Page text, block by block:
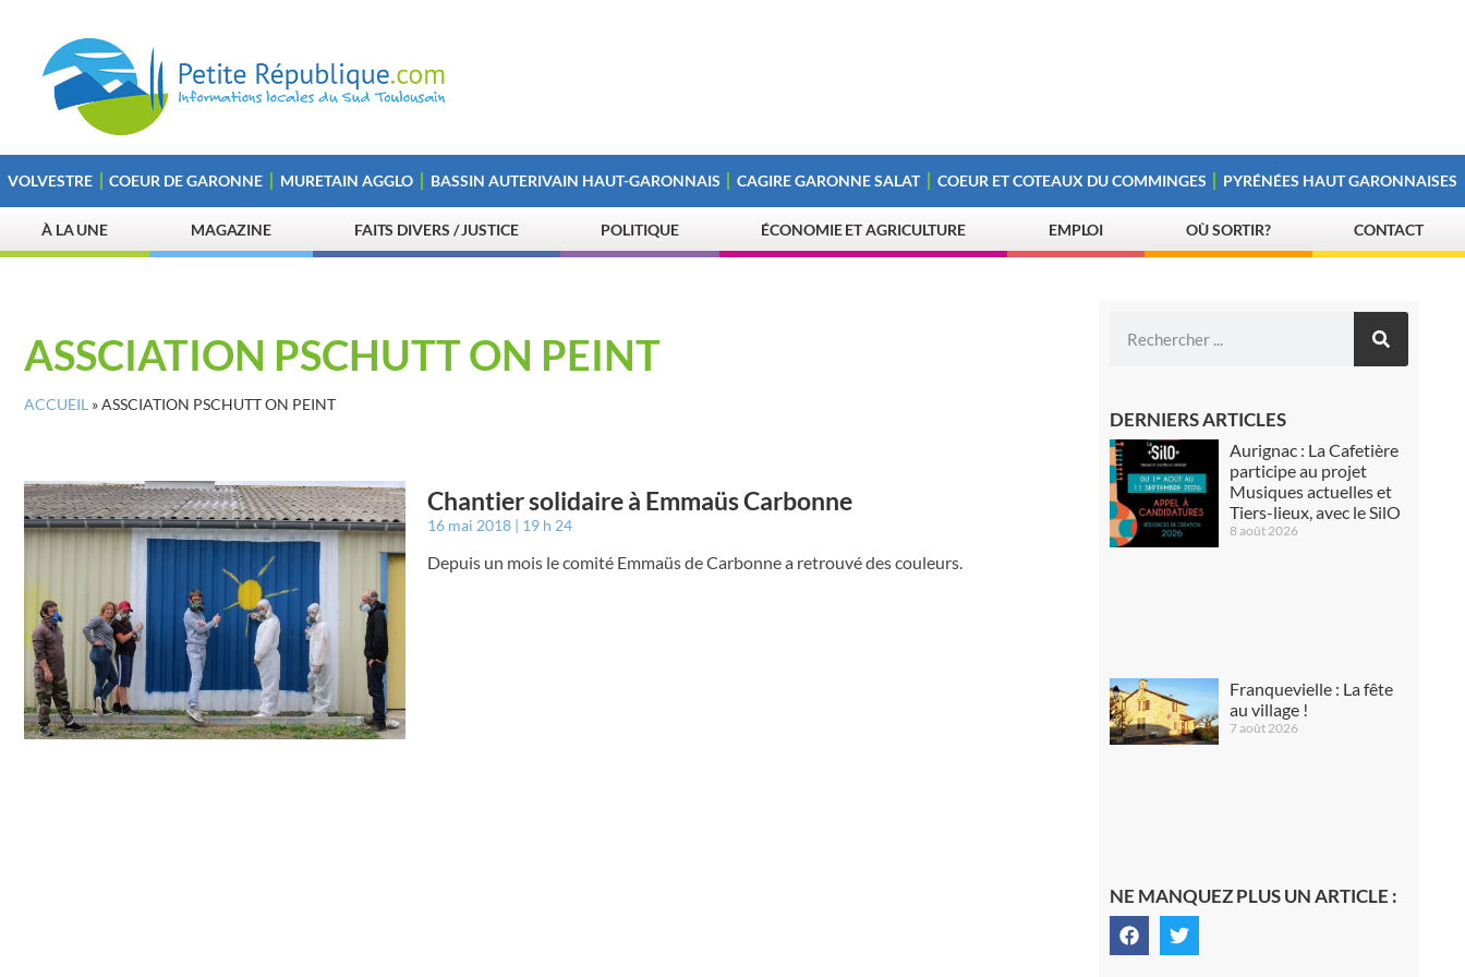
VOLVESTRE COEUR DE GARONNE MURETAIN AGGLO BASSIN AUTERIVAIN HAUT-GARONNAIS CAGIRE GARONNE SALAT COEUR ET COTEAUX DU COMMINGES PYRÉNÉES HAUT GARONNAISES
À LA UNE MAGAZINE FAITS DIVERS / JUSTICE POLITIQUE ÉCONOMIE ET AGRICULTURE EMPLOI OÙ SORTIR? CONTACT
ASSCIATION PSCHUTT ON PEINT
ACCUEIL »ASSCIATION PSCHUTT ON PEINT
Chantier solidaire à Emmaüs Carbonne
16 mai 2018 19 h 24
Depuis un mois le comité Emmaüs de Carbonne a retrouvé des couleurs.
DERNIERS ARTICLES
Aurignac : La Cafetière
participe au projet
Musiques actuelles et
Tiers-lieux, avec le SilO
8 août 2026
Franquevielle : La fête
au village !
7 août 2026
NE MANQUEZ PLUS UN ARTICLE :